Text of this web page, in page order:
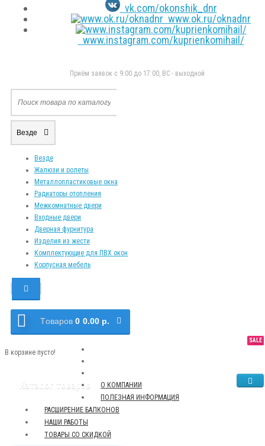
vk.com/okonshik_dnr
www.ok.ru/oknadnr
www.instagram.com/kuprienkomihail/
Приём заявок с 9:00 до 17:00, ВС - выходной
Везде
Везде
Жалюзи и ролеты
Металлопластиковые окна
Радиаторы отопления
Межкомнатные двери
Входные двери
Дверная фурнитура
Изделия из жести
Комплектующие для ПВХ окон
Корпусная мебель
Tоваров 0 0.00 р.
В корзине пусто!
Каталог товаров
О КОМПАНИИ
ПОЛЕЗНАЯ ИНФОРМАЦИЯ
NEW
РАСШИРЕНИЕ БАЛКОНОВ
TOP
НАШИ РАБОТЫ
SALE
ТОВАРЫ СО СКИДКОЙ